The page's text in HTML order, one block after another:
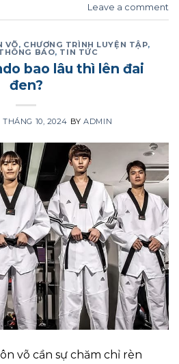
Leave a comment
VÕ, CHƯƠNG TRÌNH LUYỆN TẬP,
BÁO, TIN TỨC
bao lâu thì lên đai
đen?
THÁNG 10, 2024 BYADMIN
võ cần sự chăm chỉ rèn